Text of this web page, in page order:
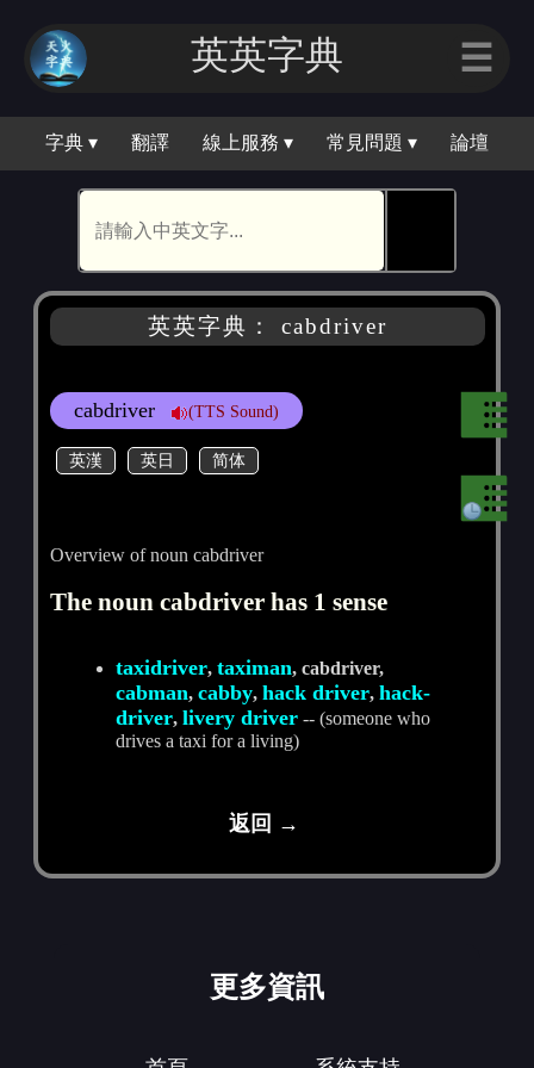
英英字典 ☰
字典 ▾ 翻譯 線上服務 ▾ 常見問題 ▾ 論壇
英英字典： cabdriver
cabdriver (TTS Sound)
英漢 英日 简体
Overview of noun cabdriver
The noun cabdriver has 1 sense
taxidriver,taximan, cabdriver,
cabman,cabby,hack driver,hack-
driver,livery driver -- (someone who
drives a taxi for a living)
返回 →
更多資訊